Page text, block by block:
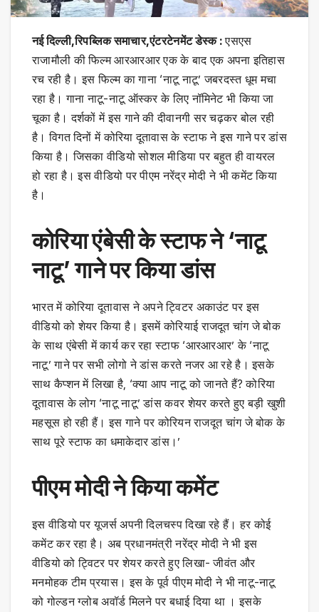
नई दिल्ली,रिपब्लिक समाचार,एंटरटेनमेंट डेस्क :एसएस
राजामौली की फिल्म आरआरआर एक के बाद एक अपना इतिहास
रच रही है। इस फिल्म का गाना ‘नाटू नाटू’ जबरदस्त धूम मचा
रहा है। गाना नाटू-नाटू ऑस्कर के लिए नॉमिनेट भी किया जा
चूका है। दर्शकों में इस गाने की दीवानगी सर चढ़कर बोल रही
है। विगत दिनों में कोरिया दूतावास के स्टाफ ने इस गाने पर डांस
किया है। जिसका वीडियो सोशल मीडिया पर बहुत ही वायरल
हो रहा है। इस वीडियो पर पीएम नरेंद्र मोदी ने भी कमेंट किया
है।
कोरिया एंबेसी के स्टाफ ने ‘नाटू
नाटू’ गाने पर किया डांस
भारत में कोरिया दूतावास ने अपने ट्विटर अकाउंट पर इस
वीडियो को शेयर किया है। इसमें कोरियाई राजदूत चांग जे बोक
के साथ एंबेसी में कार्य कर रहा स्टाफ ‘आरआरआर’ के ‘नाटू
नाटू’ गाने पर सभी लोगो ने डांस करते नजर आ रहे है। इसके
साथ कैप्शन में लिखा है, ‘क्या आप नाटू को जानते हैं? कोरिया
दूतावास के लोग ‘नाटू नाटू’ डांस कवर शेयर करते हुए बड़ी खुशी
महसूस हो रही हैं। इस गाने पर कोरियन राजदूत चांग जे बोक के
साथ पूरे स्टाफ का धमाकेदार डांस।’
पीएम मोदी ने किया कमेंट
इस वीडियो पर यूजर्स अपनी दिलचस्प दिखा रहे हैं। हर कोई
कमेंट कर रहा है। अब प्रधानमंत्री नरेंद्र मोदी ने भी इस
वीडियो को ट्विटर पर शेयर करते हुए लिखा- जीवंत और
मनमोहक टीम प्रयास। इस के पूर्व पीएम मोदी ने भी नाटू-नाटू
को गोल्डन ग्लोब अवॉर्ड मिलने पर बधाई दिया था । इसके